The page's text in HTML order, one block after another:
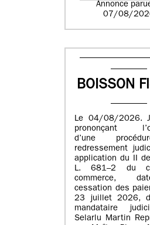
Annonce
07/08/
BOISSON
Le 04/08/2026.
prononçant
d’une
redressement
application du II
L. 681–2 du
commerce,
cessation des
23 juillet 2026,
mandataire
Selarlu Martin